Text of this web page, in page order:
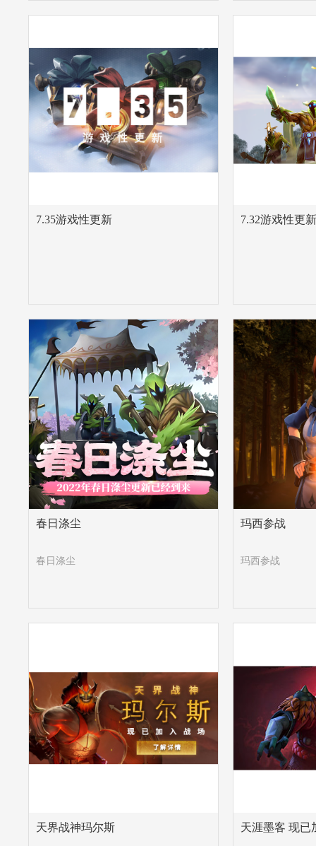
7.35游戏性更新 7.32游戏性更
春日涤尘
春日涤尘
玛西参战
玛西参战
天界战神玛尔斯 天涯墨客 现已